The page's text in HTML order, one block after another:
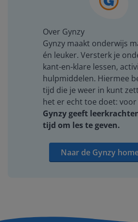
Over Gynzy
Gynzy maakt onderwijs
én leuker. Versterk je
kant-en-klare lessen,
hulpmiddelen. Hiermee
tijd die je weer in kunt
het er echt toe doet: voor
Gynzy geeft
tijd om les te geven.
Naar de Gynzy